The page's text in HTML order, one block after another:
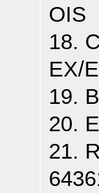
OIS
18.
EX/
19.
20.
21.